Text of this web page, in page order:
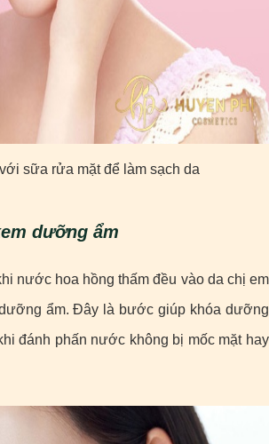
sữa rửa mặt để làm sạch da
dưỡng ẩm
nước hoa hồng thấm đều vào da chị em
ẩm. Đây là bước giúp khóa dưỡng
đánh phấn nước không bị mốc mặt hay